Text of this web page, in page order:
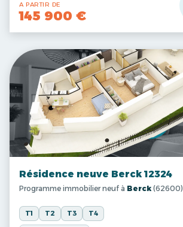
A PARTIR DE
145 900 €
Résidence neuve Berck 12324
Programme immobilier neuf à Berck (62600)
T1 T2 T3 T4